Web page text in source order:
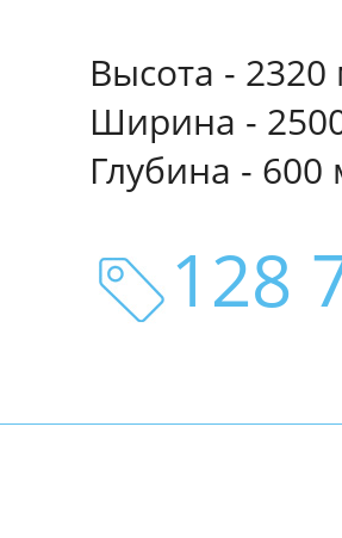
Высота -
Ширина -
Глубина - 600
128